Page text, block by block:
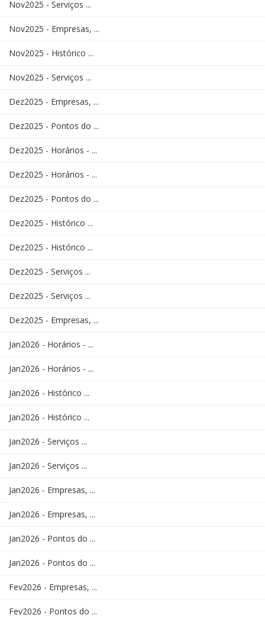
Nov2025 - Serviços ...
Nov2025 - Empresas, ...
Nov2025 - Histórico ...
Nov2025 - Serviços ...
Dez2025 - Empresas, ...
Dez2025 - Pontos do ...
Dez2025 - Horários - ...
Dez2025 - Horários - ...
Dez2025 - Pontos do ...
Dez2025 - Histórico ...
Dez2025 - Histórico ...
Dez2025 - Serviços ...
Dez2025 - Serviços ...
Dez2025 - Empresas, ...
Jan2026 - Horários - ...
Jan2026 - Horários - ...
Jan2026 - Histórico ...
Jan2026 - Histórico ...
Jan2026 - Serviços ...
Jan2026 - Serviços ...
Jan2026 - Empresas, ...
Jan2026 - Empresas, ...
Jan2026 - Pontos do ...
Jan2026 - Pontos do ...
Fev2026 - Empresas, ...
Fev2026 - Pontos do ...